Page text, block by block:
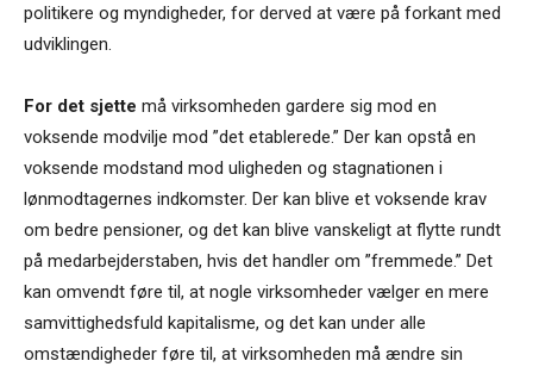
politikere og myndigheder, for derved at være på forkant med
udviklingen.
For det sjette må virksomheden gardere sig mod en
voksende modvilje mod ”det etablerede.” Der kan opstå en
voksende modstand mod uligheden og stagnationen i
lønmodtagernes indkomster. Der kan blive et voksende krav
om bedre pensioner, og det kan blive vanskeligt at flytte rundt
på medarbejderstaben, hvis det handler om ”fremmede.” Det
kan omvendt føre til, at nogle virksomheder vælger en mere
samvittighedsfuld kapitalisme, og det kan under alle
omstændigheder føre til, at virksomheden må ændre sin